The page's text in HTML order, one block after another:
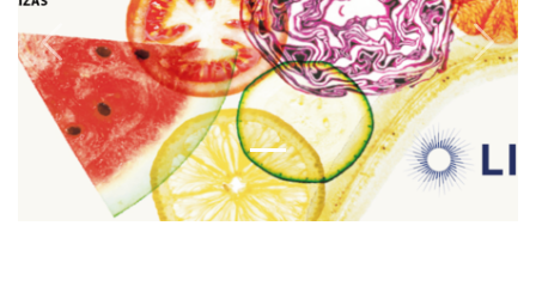
Previous Next